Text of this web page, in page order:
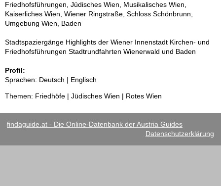
Friedhofsführungen, Jüdisches Wien, Musikalisches Wien,
Kaiserliches Wien, Wiener Ringstraße, Schloss Schönbrunn,
Umgebung Wien, Baden
Stadtspaziergänge Highlights der Wiener Innenstadt Kirchen- und
Friedhofsführungen Stadtrundfahrten Wienerwald und Baden
Profil:
Sprachen: Deutsch | Englisch
Themen: Friedhöfe | Jüdisches Wien | Rotes Wien
findaguide.at - Die Online-Datenbank der Austria Guides
Datenschutzerklärung